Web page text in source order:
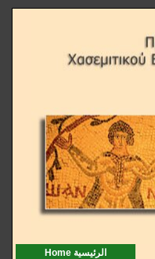
Home الرئيسية